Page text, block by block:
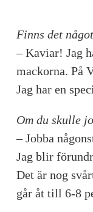
Finns det
– Kaviar! Jag
mackorna. På
Jag har en
Om du skulle
– Jobba
Jag blir
Det är nog
går åt till 6-8